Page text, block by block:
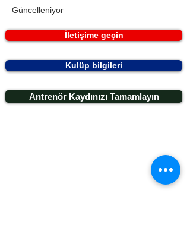
Güncelleniyor
İletişime geçin
Kulüp bilgileri
Antrenör Kaydınızı Tamamlayın